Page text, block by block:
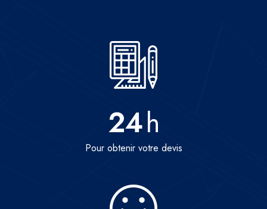
24h
Pour obtenir votre devis